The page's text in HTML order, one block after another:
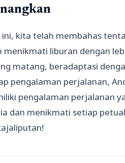
ini, kita telah membahas
menikmati liburan dengan
matang, beradaptasi
pengalaman perjalanan,
pengalaman perjalanan
dan menikmati setiap